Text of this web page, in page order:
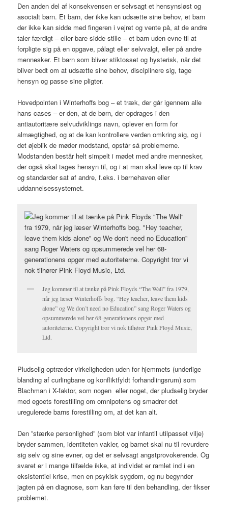
Den anden del af konsekvensen er selvsagt et hensynsløst og
asocialt barn. Et barn, der ikke kan udsætte sine behov, et barn
der ikke kan sidde med fingeren i vejret og vente på, at de andre
taler færdigt – eller bare sidde stille – et barn uden evne til at
forpligte sig på en opgave, pålagt eller selvvalgt, eller på andre
mennesker. Et barn som bliver stiktosset og hysterisk, når det
bliver bedt om at udsætte sine behov, disciplinere sig, tage
hensyn og passe sine pligter.
Hovedpointen i Winterhoffs bog – et træk, der går igennem alle
hans cases – er den, at de børn, der opdrages i den
antiautoritære selvudviklings navn, oplever en form for
almægtighed, og at de kan kontrollere verden omkring sig, og i
det øjeblik de møder modstand, opstår så problemerne.
Modstanden består helt simpelt i mødet med andre mennesker,
der også skal tages hensyn til, og i at man skal leve op til krav
og standarder sat af andre, f.eks. i børnehaven eller
uddannelsessystemet.
Jeg kommer til at tænke på Pink Floyds “The Wall” fra 1979,
når jeg læser Winterhoffs bog. “Hey teacher, leave them kids
alone” og We don’t need no Education” sang Roger Waters og
opsummerede vel her 68-generationens opgør med
autoriteterne. Copyright tror vi nok tilhører Pink Floyd Music,
Ltd.
Pludselig optræder virkeligheden uden for hjemmets (underlige
blanding af curlingbane og konfliktfyldt forhandlingsrum) som
Blachman i X-faktor, som nogen eller noget, der pludselig bryder
med egoets forestilling om omnipotens og smadrer det
uregulerede barns forestilling om, at det kan alt.
Den ”stærke personlighed” (som blot var infantil utilpasset vilje)
bryder sammen, identiteten vakler, og barnet skal nu til revurdere
sig selv og sine evner, og det er selvsagt angstprovokerende. Og
svaret er i mange tilfælde ikke, at individet er ramlet ind i en
eksistentiel krise, men en psykisk sygdom, og nu begynder
jagten på en diagnose, som kan føre til den behandling, der fikser
problemet.